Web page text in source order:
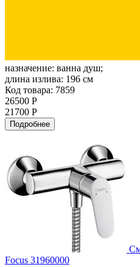
назначение: ванна душ;
длина излива: 196 см
Код товара: 7859
26500 Р
21700 Р
Подробнее
Focus 31960000